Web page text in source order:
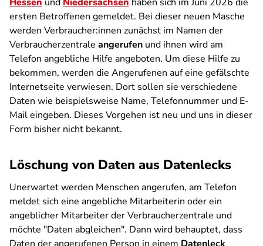
ersten Betroffenen gemeldet. Bei dieser neuen Masche
werden Verbraucher:innen zunächst im Namen der
Verbraucherzentrale angerufen und ihnen wird am
Telefon angebliche Hilfe angeboten. Um diese Hilfe zu
bekommen, werden die Angerufenen auf eine gefälschte
Internetseite verwiesen. Dort sollen sie verschiedene
Daten wie beispielsweise Name, Telefonnummer und E-
Mail eingeben. Dieses Vorgehen ist neu und uns in dieser
Form bisher nicht bekannt.
Löschung von Daten aus Datenlecks
Unerwartet werden Menschen angerufen, am Telefon
meldet sich eine angebliche Mitarbeiterin oder ein
angeblicher Mitarbeiter der Verbraucherzentrale und
möchte "Daten abgleichen". Dann wird behauptet, dass